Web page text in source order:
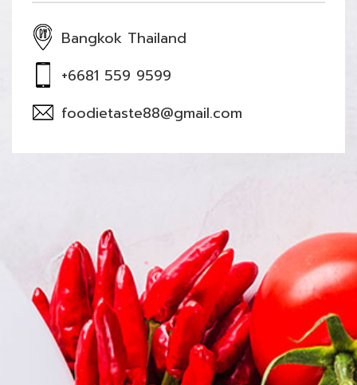
Bangkok Thailand
+6681 559 9599
foodietaste88@gmail.com